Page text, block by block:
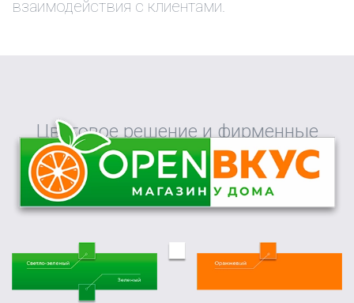
взаимодействия с клиентами.
Цветовое решение и фирменные
цвета